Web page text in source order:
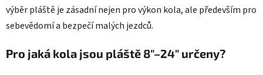
u
výběr pláště je zásadní nejen pro výkon kola, ale především pro
sebevědomí a bezpečí malých jezdců.
Pro jaká kola jsou pláště 8"–24" určeny?